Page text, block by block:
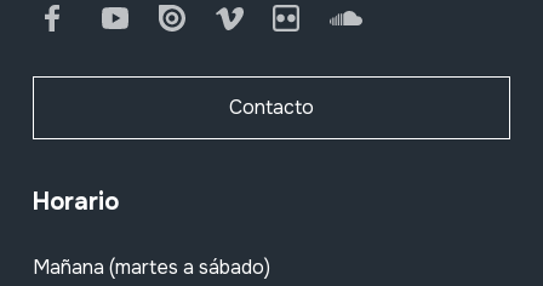
FacebookYoutube Issuu Vimeo Flickr SoundCloud
Contacto
Horario
Mañana (martes a sábado)